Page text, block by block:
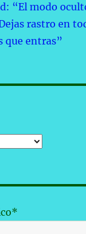
“El modo
rastro en
que entras”